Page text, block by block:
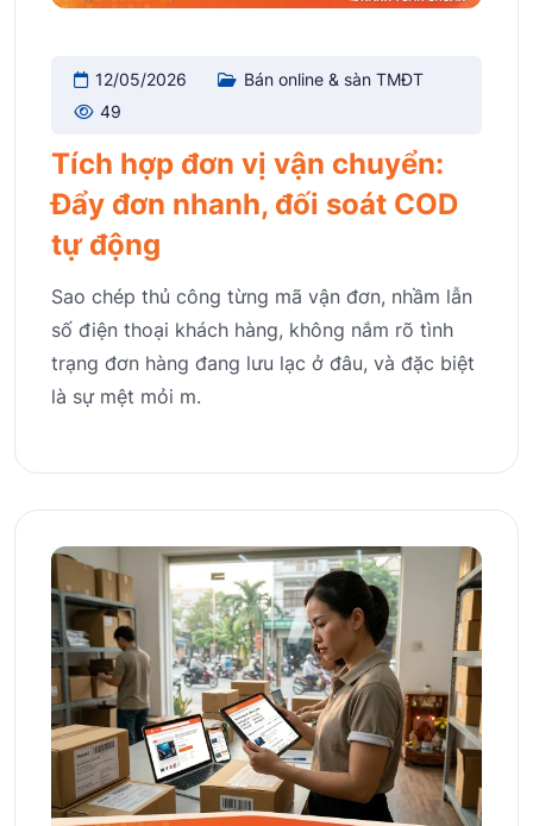
12/05/2026
Bán online & sàn TMĐT
49
Tích hợp đơn vị vận chuyển:
Đẩy đơn nhanh, đối soát COD
tự động
Sao chép thủ công từng mã vận đơn, nhầm lẫn
số điện thoại khách hàng, không nắm rõ tình
trạng đơn hàng đang lưu lạc ở đâu, và đặc biệt
là sự mệt mỏi m.